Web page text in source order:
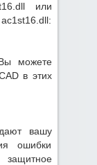
или
можете
в этих
вашу
ошибки
защитное